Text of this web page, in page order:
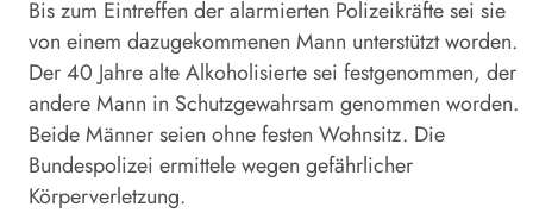
Bis zum Eintreffen der alarmierten Polizeikräfte sei sie
von einem dazugekommenen Mann unterstützt worden.
Der 40 Jahre alte Alkoholisierte sei festgenommen, der
andere Mann in Schutzgewahrsam genommen worden.
Beide Männer seien ohne festen Wohnsitz. Die
Bundespolizei ermittele wegen gefährlicher
Körperverletzung.